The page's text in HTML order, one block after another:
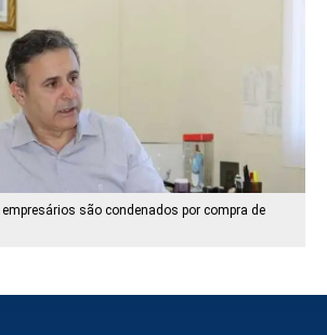
são condenados por compra de